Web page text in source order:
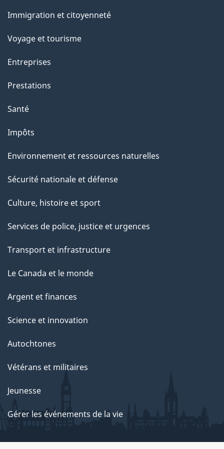
sujets
Immigration et citoyenneté
Voyage et tourisme
Entreprises
Prestations
Santé
Impôts
Environnement et ressources naturelles
Sécurité nationale et défense
Culture, histoire et sport
Services de police, justice et urgences
Transport et infrastructure
Le Canada et le monde
Argent et finances
Science et innovation
Autochtones
Vétérans et militaires
Jeunesse
Gérer les événements de la vie